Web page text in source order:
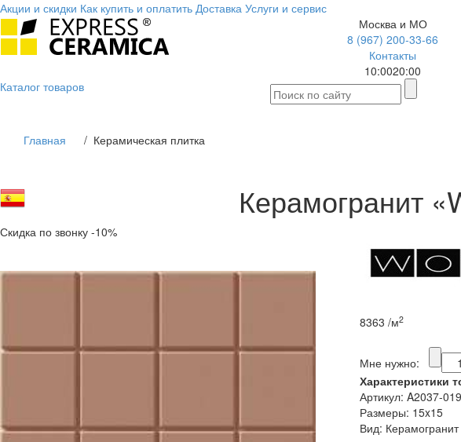
Акции и скидки Как купить и оплатить Доставка Услуги и сервис
Москва и МО
8 (967) 200-33-66
Контакты
10:0020:00
Каталог товаров
Главная
/ Керамическая плитка
Керамогранит
Скидка по звонку -10%
8363 /м2
Мне нужно:
Характеристики
Артикул: A2037-019
Размеры: 15x15
Вид: Керамогранит